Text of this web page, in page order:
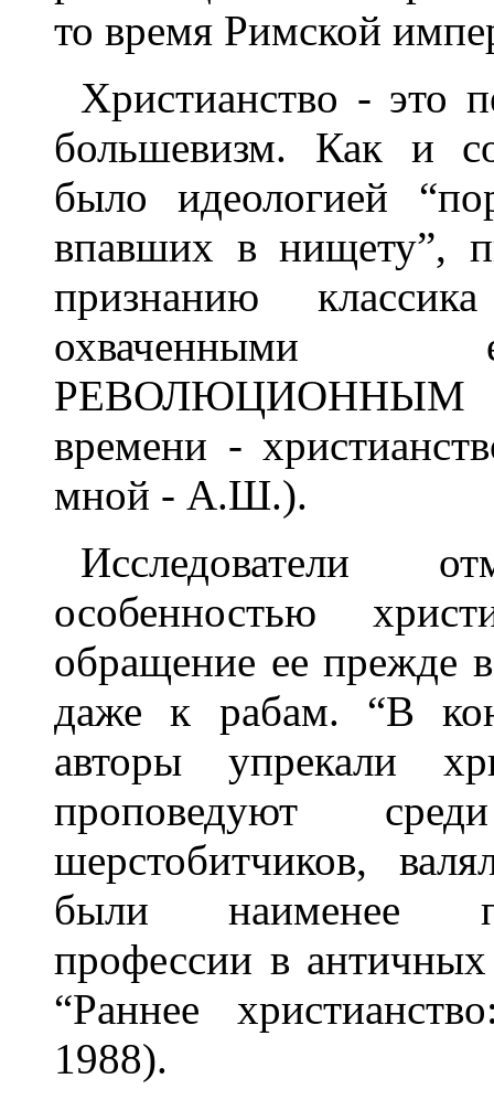
то время Римской
Христианство - это
большевизм. Как и
было идеологией
впавших в нищету”,
признанию
времени -
мной - А.Ш.).
Исследователи
особенностью
обращение ее прежде
даже к рабам. “В
авторы упрекали
проповедуют
шерстобитчиков,
были наименее
профессии в
“Раннее
1988).